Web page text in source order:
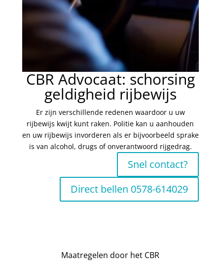
CBR Advocaat: schorsing
geldigheid rijbewijs
Er zijn verschillende redenen waardoor u uw
rijbewijs kwijt kunt raken. Politie kan u aanhouden
en uw rijbewijs invorderen als er bijvoorbeeld sprake
is van alcohol, drugs of onverantwoord rijgedrag.
Snel contact?
Direct bellen 0578-614029
Maatregelen door het CBR